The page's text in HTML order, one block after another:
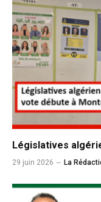
Législatives
29 juin 2026 La